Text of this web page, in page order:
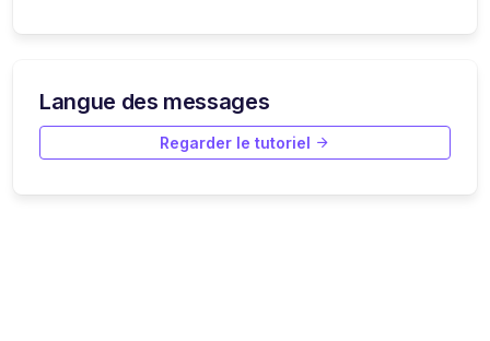
Langue des messages
Regarder le tutoriel